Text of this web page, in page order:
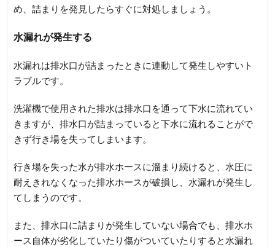
め、詰まりを発見したらすぐに対処しましょう。
水漏れが発生する
水漏れは排水口が詰まったときに連動して発生しやすいト
ラブルです。
洗濯機で使用された排水は排水口を通って下水に流れてい
きますが、排水口が詰まっていると下水に流れることがで
きず行き場を失ってしまいます。
行き場を失った水が排水ホースに溜まり続けると、水圧に
耐えきれなくなった排水ホースが破損し、水漏れが発生し
てしまうのです。
また、排水口に詰まりが発生していない場合でも、排水ホ
ース自体が劣化していたり傷がついていたりすると水漏れ